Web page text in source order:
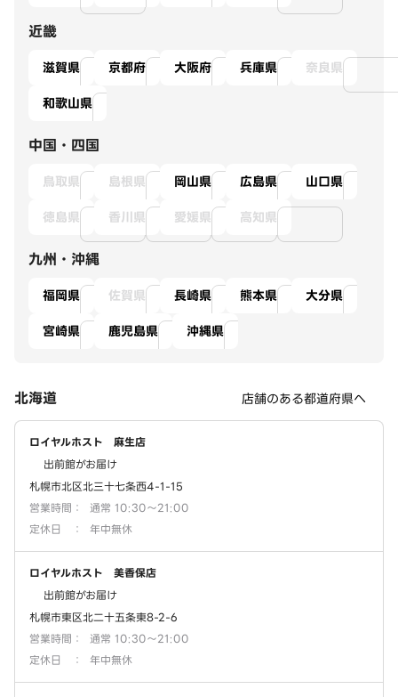
近畿
滋賀県 京都府 大阪府 兵庫県
奈良県
和歌山県
中国・四国
鳥取県 島根県 岡山県 広島県
山口県
徳島県
香川県 愛媛県 高知県
九州・沖縄
福岡県 佐賀県 長崎県 熊本県
大分県
宮崎県
鹿児島県 沖縄県
北海道 店舗のある都道府県へ
ロイヤルホスト 麻生店
出前館がお届け
札幌市北区北三十七条西4-1-15
営業時間 ：
通常 10:30～21:00
定休日
： 年中無休
ロイヤルホスト 美香保店
出前館がお届け
札幌市東区北二十五条東8-2-6
営業時間 ：
通常 10:30～21:00
定休日
： 年中無休